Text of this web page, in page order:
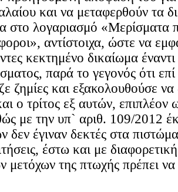
και να μεταφερθούν τα
στο λογαριασμό «Μερίσματα
αντίστοιχα, ώστε να
κεκτημένο δικαίωμα έναντι
παρά το γεγονός ότι
ζημίες και εξακολουθούσε
ο τρίτος εξ αυτών, επιπλέον
με την υπ` αριθ. 109/2012
δεν έγιναν δεκτές στα
έστω και με διαφορετική
μετόχων της πτωχής πρέπει